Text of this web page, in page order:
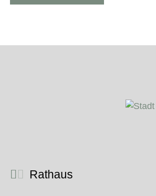
Rathaus